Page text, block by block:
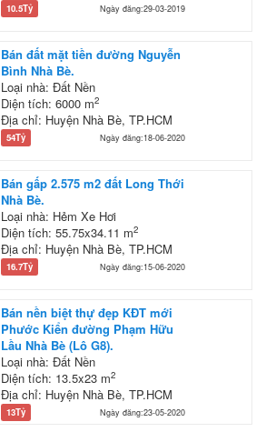
10.5Tỷ Ngày đăng:29-03-2019
Bán đất mặt tiền đường Nguyễn
Bình Nhà Bè.
Loại nhà: Đất Nền
Diện tích: 6000 m2
Địa chỉ: Huyện Nhà Bè, TP.HCM
54Tỷ Ngày đăng:18-06-2020
Bán gấp 2.575 m2 đất Long Thới
Nhà Bè.
Loại nhà: Hẻm Xe Hơi
Diện tích: 55.75x34.11 m2
Địa chỉ: Huyện Nhà Bè, TP.HCM
16.7Tỷ Ngày đăng:15-06-2020
Bán nền biệt thự đẹp KĐT mới
Phước Kiển đường Phạm Hữu
Lầu Nhà Bè (Lô G8).
Loại nhà: Đất Nền
Diện tích: 13.5x23 m2
Địa chỉ: Huyện Nhà Bè, TP.HCM
13Tỷ Ngày đăng:23-05-2020